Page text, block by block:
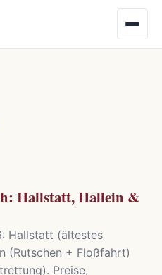
Hallstatt, Hallein &
Hallstatt (ältestes
(Rutschen + Floßfahrt)
Preise,